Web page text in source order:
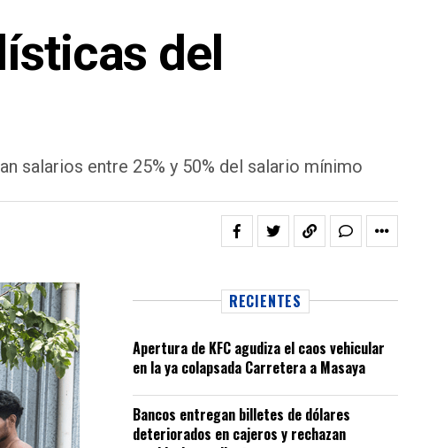
del
salarios entre 25% y 50% del salario mínimo
RECIENTES
Apertura de KFC agudiza el caos vehicular
en la ya colapsada Carretera a Masaya
Bancos entregan billetes de dólares
deteriorados en cajeros y rechazan